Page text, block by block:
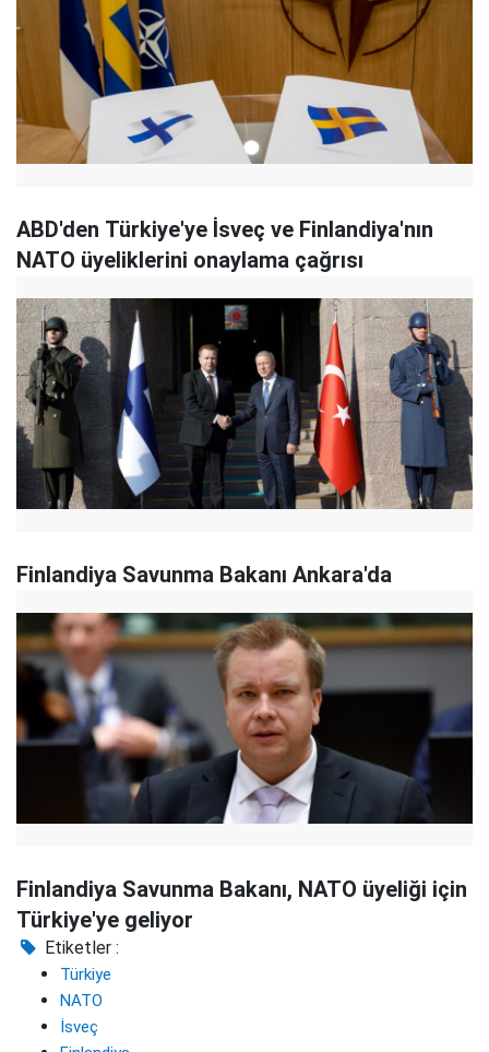
ABD'den Türkiye'ye İsveç ve Finlandiya'nın
NATO üyeliklerini onaylama çağrısı
Finlandiya Savunma Bakanı Ankara'da
Finlandiya Savunma Bakanı, NATO üyeliği için
Türkiye'ye geliyor
Etiketler :
Türkiye
NATO
İsveç